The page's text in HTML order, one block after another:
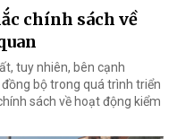
chính sách về
tuy nhiên, bên cạnh
bộ trong quá trình triển
sách về hoạt động kiểm